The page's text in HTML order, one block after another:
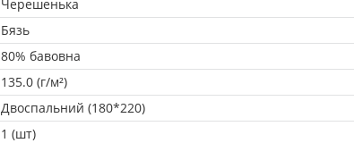
Черешенька
Бязь
80% бавовна
135.0 (г/м²)
Двоспальний (180*220)
1 (шт)